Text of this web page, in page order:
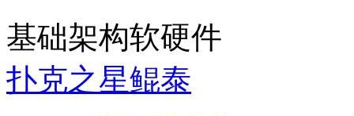
基础架构软硬件
扑克之星鲲泰